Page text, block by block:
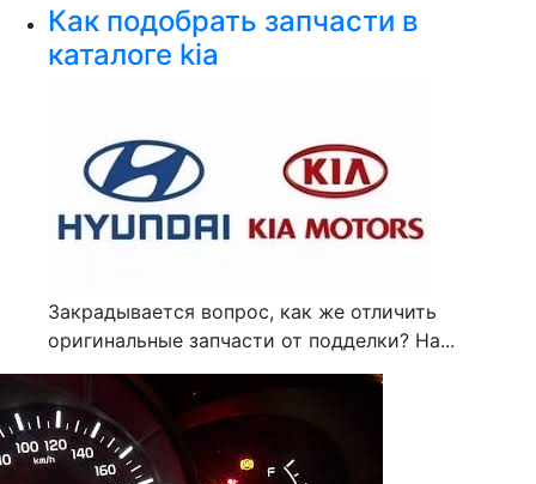
Как подобрать запчасти в
каталоге kia
Закрадывается вопрос, как же отличить
оригинальные запчасти от подделки? На...